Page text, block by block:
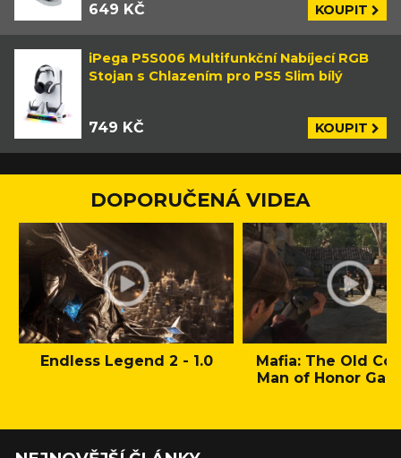
649 KČ KOUPIT
iPega P5S006 Multifunkční Nabíjecí RGB
Stojan s Chlazením pro PS5 Slim bílý
749 KČ KOUPIT
DOPORUČENÁ VIDEA
Endless Legend 2 - 1.0
Mafia: The Old
Man of Honor